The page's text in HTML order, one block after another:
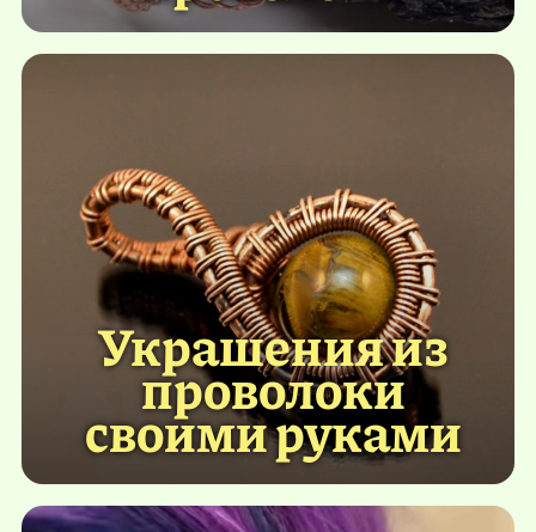
Украшения из
проволоки
своими руками